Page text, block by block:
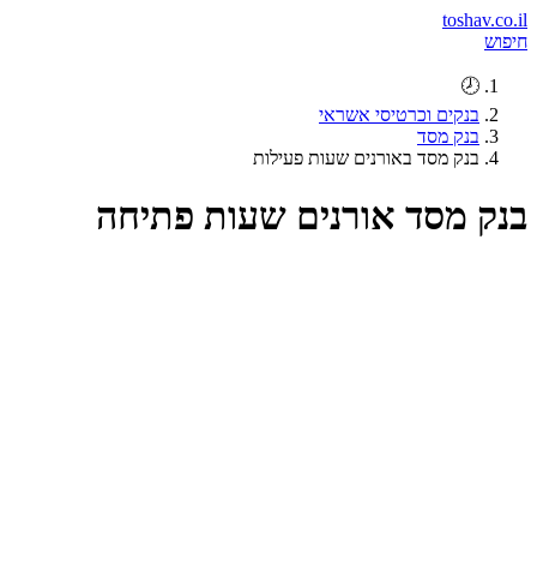
toshav.co.il
חיפוש
🕗
בנקים וכרטיסי אשראי
בנק מסד
בנק מסד באורנים שעות פעילות
בנק מסד אורנים שעות פתיחה